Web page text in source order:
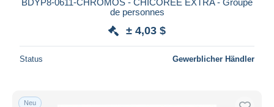
de personnes
± 4,03 $
Status Gewerblicher Händler
Neu